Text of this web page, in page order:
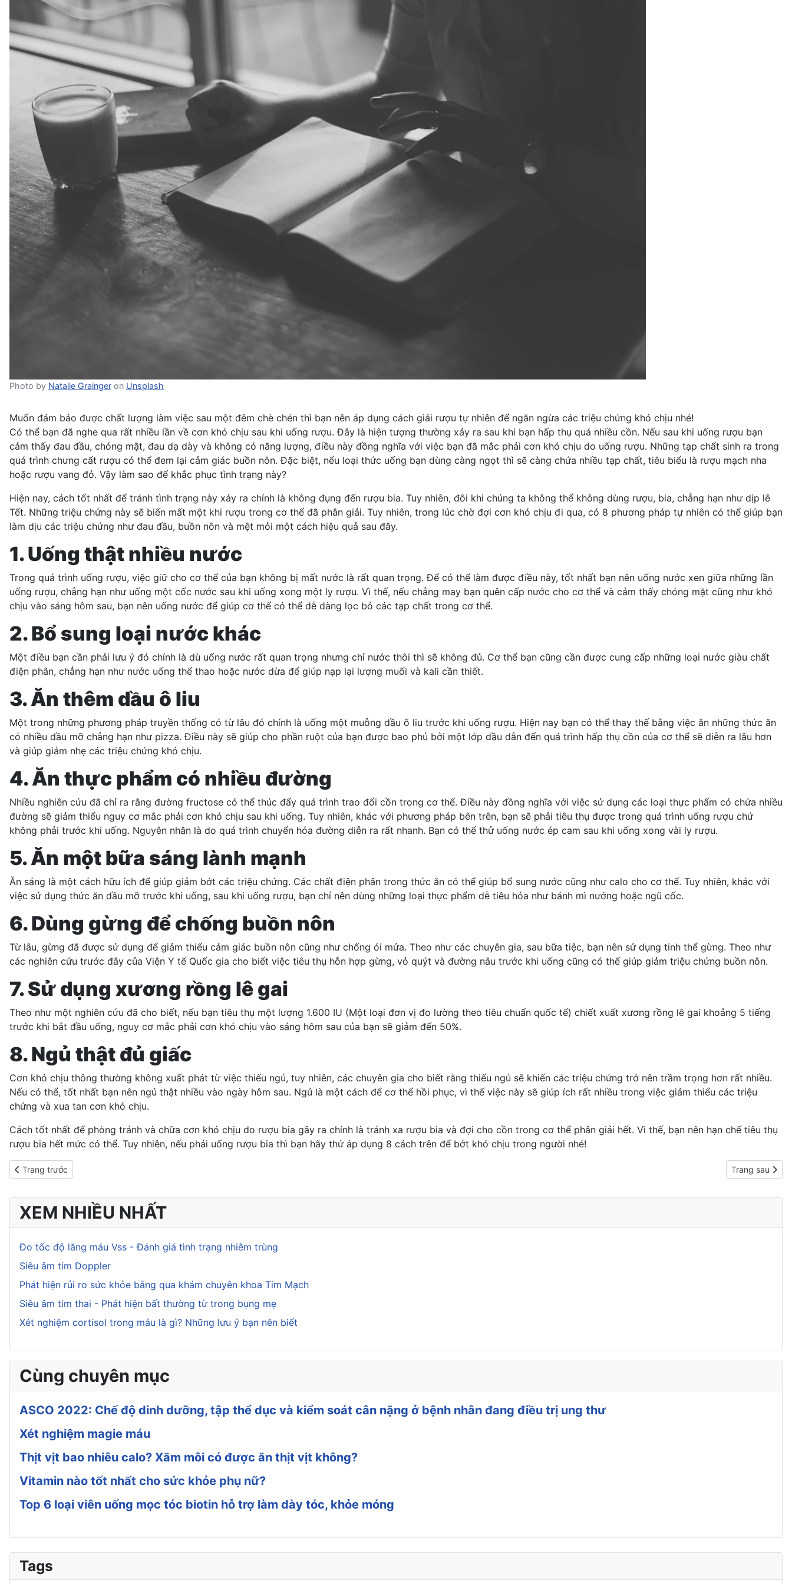
Photo by Natalie Grainger on Unsplash
Muốn đảm bảo được chất lượng làm việc sau một đêm chè chén thì bạn nên áp dụng cách giải rượu tự nhiên để ngăn ngừa các triệu chứng khó chịu nhé!
Có thể bạn đã nghe qua rất nhiều lần về cơn khó chịu sau khi uống rượu. Đây là hiện tượng thường xảy ra sau khi bạn hấp thụ quá nhiều cồn. Nếu sau khi uống rượu bạn
cảm thấy đau đầu, chóng mặt, đau dạ dày và không có năng lượng, điều này đồng nghĩa với việc bạn đã mắc phải cơn khó chịu do uống rượu. Những tạp chất sinh ra trong
quá trình chưng cất rượu có thể đem lại cảm giác buồn nôn. Đặc biệt, nếu loại thức uống bạn dùng càng ngọt thì sẽ càng chứa nhiều tạp chất, tiêu biểu là rượu mạch nha
hoặc rượu vang đỏ. Vậy làm sao để khắc phục tình trạng này?
Hiện nay, cách tốt nhất để tránh tình trạng này xảy ra chính là không đụng đến rượu bia. Tuy nhiên, đôi khi chúng ta không thể không dùng rượu, bia, chẳng hạn như dịp lễ
Tết. Những triệu chứng này sẽ biến mất một khi rượu trong cơ thể đã phân giải. Tuy nhiên, trong lúc chờ đợi cơn khó chịu đi qua, có 8 phương pháp tự nhiên có thể giúp bạn
làm dịu các triệu chứng như đau đầu, buồn nôn và mệt mỏi một cách hiệu quả sau đây.
1. Uống thật nhiều nước
Trong quá trình uống rượu, việc giữ cho cơ thể của bạn không bị mất nước là rất quan trọng. Để có thể làm được điều này, tốt nhất bạn nên uống nước xen giữa những lần
uống rượu, chẳng hạn như uống một cốc nước sau khi uống xong một ly rượu. Vì thế, nếu chẳng may bạn quên cấp nước cho cơ thể và cảm thấy chóng mặt cũng như khó
chịu vào sáng hôm sau, bạn nên uống nước để giúp cơ thể có thể dễ dàng lọc bỏ các tạp chất trong cơ thể.
2. Bổ sung loại nước khác
Một điều bạn cần phải lưu ý đó chính là dù uống nước rất quan trọng nhưng chỉ nước thôi thì sẽ không đủ. Cơ thể bạn cũng cần được cung cấp những loại nước giàu chất
điện phân, chẳng hạn như nước uống thể thao hoặc nước dừa để giúp nạp lại lượng muối và kali cần thiết.
3. Ăn thêm dầu ô liu
Một trong những phương pháp truyền thống có từ lâu đó chính là uống một muỗng dầu ô liu trước khi uống rượu. Hiện nay bạn có thể thay thế bằng việc ăn những thức ăn
có nhiều dầu mỡ chẳng hạn như pizza. Điều này sẽ giúp cho phần ruột của bạn được bao phủ bởi một lớp dầu dẫn đến quá trình hấp thụ cồn của cơ thể sẽ diễn ra lâu hơn
và giúp giảm nhẹ các triệu chứng khó chịu.
4. Ăn thực phẩm có nhiều đường
Nhiều nghiên cứu đã chỉ ra rằng đường fructose có thể thúc đẩy quá trình trao đổi cồn trong cơ thể. Điều này đồng nghĩa với việc sử dụng các loại thực phẩm có chứa nhiều
đường sẽ giảm thiểu nguy cơ mắc phải cơn khó chịu sau khi uống. Tuy nhiên, khác với phương pháp bên trên, bạn sẽ phải tiêu thụ được trong quá trình uống rượu chứ
không phải trước khi uống. Nguyên nhân là do quá trình chuyển hóa đường diễn ra rất nhanh. Bạn có thể thử uống nước ép cam sau khi uống xong vài ly rượu.
5. Ăn một bữa sáng lành mạnh
Ăn sáng là một cách hữu ích để giúp giảm bớt các triệu chứng. Các chất điện phân trong thức ăn có thể giúp bổ sung nước cũng như calo cho cơ thể. Tuy nhiên, khác với
việc sử dụng thức ăn dầu mỡ trước khi uống, sau khi uống rượu, bạn chỉ nên dùng những loại thực phẩm dễ tiêu hóa như bánh mì nướng hoặc ngũ cốc.
6. Dùng gừng để chống buồn nôn
Từ lâu, gừng đã được sử dụng để giảm thiểu cảm giác buồn nôn cũng như chống ói mửa. Theo như các chuyên gia, sau bữa tiệc, bạn nên sử dụng tinh thể gừng. Theo như
các nghiên cứu trước đây của Viện Y tế Quốc gia cho biết việc tiêu thụ hỗn hợp gừng, vỏ quýt và đường nâu trước khi uống cũng có thể giúp giảm triệu chứng buồn nôn.
7. Sử dụng xương rồng lê gai
Theo như một nghiên cứu đã cho biết, nếu bạn tiêu thụ một lượng 1.600 IU (Một loại đơn vị đo lường theo tiêu chuẩn quốc tế) chiết xuất xương rồng lê gai khoảng 5 tiếng
trước khi bắt đầu uống, nguy cơ mắc phải cơn khó chịu vào sáng hôm sau của bạn sẽ giảm đến 50%.
8. Ngủ thật đủ giấc
Cơn khó chịu thông thường không xuất phát từ việc thiếu ngủ, tuy nhiên, các chuyên gia cho biết rằng thiếu ngủ sẽ khiến các triệu chứng trở nên trầm trọng hơn rất nhiều.
Nếu có thể, tốt nhất bạn nên ngủ thật nhiều vào ngày hôm sau. Ngủ là một cách để cơ thể hồi phục, vì thế việc này sẽ giúp ích rất nhiều trong việc giảm thiểu các triệu
chứng và xua tan cơn khó chịu.
Cách tốt nhất để phòng tránh và chữa cơn khó chịu do rượu bia gây ra chính là tránh xa rượu bia và đợi cho cồn trong cơ thể phân giải hết. Vì thế, bạn nên hạn chế tiêu thụ
rượu bia hết mức có thể. Tuy nhiên, nếu phải uống rượu bia thì bạn hãy thử áp dụng 8 cách trên để bớt khó chịu trong người nhé!
Previous article: Cách hạn chế rượu bia mà không làm mất lòng bạn bè
Trang trước Next article:
Trang sau
XEM NHIỀU NHẤT
Đo tốc độ lắng máu Vss - Đánh giá tình trạng nhiễm trùng
Siêu âm tim Doppler
Phát hiện rủi ro sức khỏe bằng qua khám chuyên khoa Tim Mạch
Siêu âm tim thai - Phát hiện bất thường từ trong bụng mẹ
Xét nghiệm cortisol trong máu là gì? Những lưu ý bạn nên biết
Cùng chuyên mục
ASCO 2022: Chế độ dinh dưỡng, tập thể dục và kiểm soát cân nặng ở bệnh nhân đang điều trị ung thư
Xét nghiệm magie máu
Thịt vịt bao nhiêu calo? Xăm môi có được ăn thịt vịt không?
Vitamin nào tốt nhất cho sức khỏe phụ nữ?
Top 6 loại viên uống mọc tóc biotin hỗ trợ làm dày tóc, khỏe móng
Tags